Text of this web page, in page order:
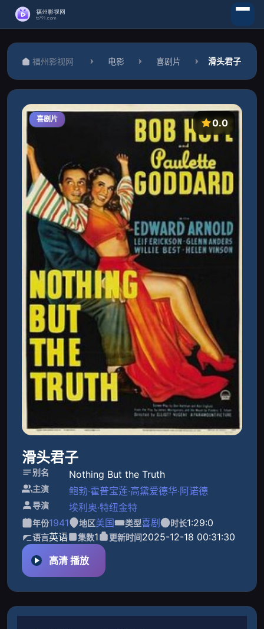
福州影视网 电影 喜剧片 滑头君子
喜剧片 0.0
滑头君子
别名 Nothing But the Truth
主演 鲍勃·霍普宝莲·高黛爱德华·阿诺德
导演 埃利奥·特纽金特
年份1941 地区美国 类型喜剧 时长1:29:0
语言英语 集数1 更新时间2025-12-18 00:31:30
高清 播放